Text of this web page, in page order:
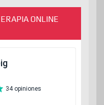
ONLINE